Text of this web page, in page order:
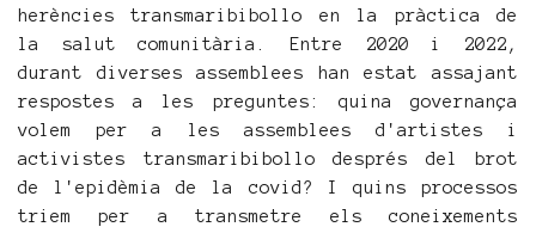
herències transmaribibollo en la pràctica de
la salut comunitària. Entre 2020 i 2022,
durant diverses assemblees han estat assajant
respostes a les preguntes: quina governança
volem per a les assemblees d'artistes i
activistes transmaribibollo després del brot
de l'epidèmia de la covid? I quins processos
triem per a transmetre els coneixements